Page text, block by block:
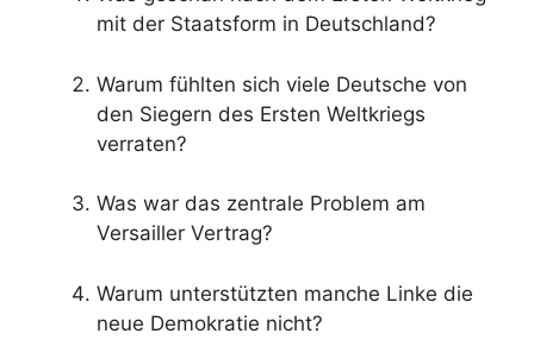
mit der Staatsform in Deutschland?
Warum fühlten sich viele Deutsche von
den Siegern des Ersten Weltkriegs
verraten?
Was war das zentrale Problem am
Versailler Vertrag?
Warum unterstützten manche Linke die
neue Demokratie nicht?